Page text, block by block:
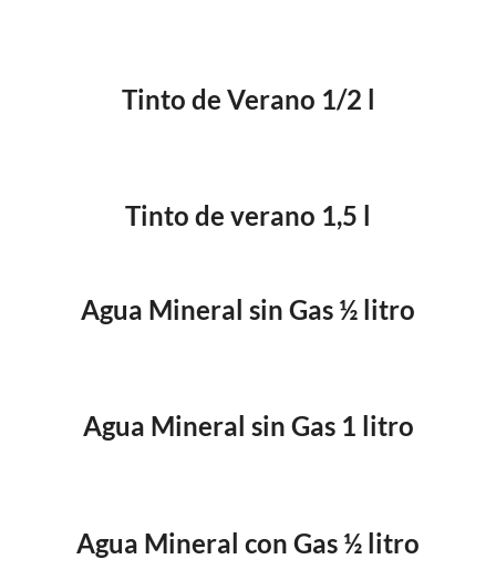
Tinto de Verano 1/2 l
Tinto de verano 1,5 l
Agua Mineral sin Gas ½ litro
Agua Mineral sin Gas 1 litro
Agua Mineral con Gas ½ litro